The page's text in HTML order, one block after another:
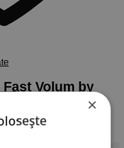
Volum by
în coș
×